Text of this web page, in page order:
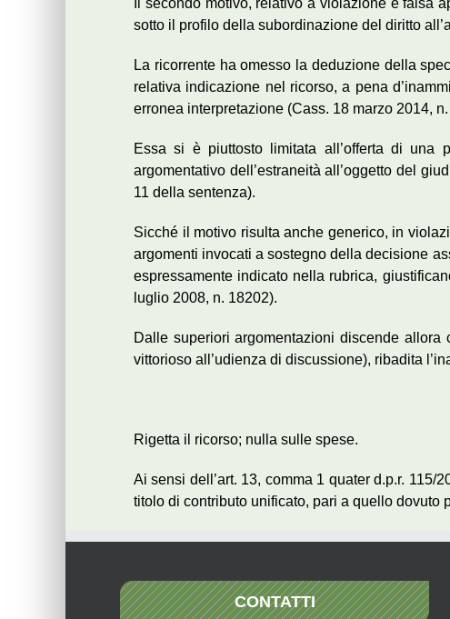
Il secondo motivo, relativo a violazione e falsa
sotto il profilo della subordinazione del diritto
La ricorrente ha omesso la deduzione della
relativa indicazione nel ricorso, a pena
erronea interpretazione (Cass. 18 marzo 2014,
Essa si è piuttosto limitata all’offerta di una
argomentativo dell’estraneità all’oggetto del
11 della sentenza).
Sicché il motivo risulta anche generico, in
argomenti invocati a sostegno della decisione
espressamente indicato nella rubrica,
luglio 2008, n. 18202).
Dalle superiori argomentazioni discende
vittorioso all’udienza di discussione), ribadita
Rigetta il ricorso; nulla sulle spese.
Ai sensi dell’art. 13, comma 1 quater d.p.r.
titolo di contributo unificato, pari a quello dovuto
CONTATTI